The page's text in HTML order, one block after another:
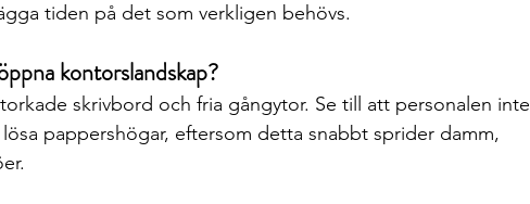
tiden på det som verkligen behövs.
kontorslandskap?
skrivbord och fria gångytor. Se till att personalen inte
pappershögar, eftersom detta snabbt sprider damm,